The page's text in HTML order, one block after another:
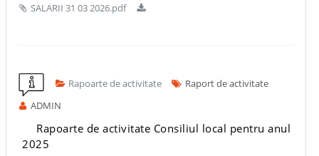
SALARII 31 03 2026.pdf
Rapoarte de activitate
Raport de activitate
ADMIN
Rapoarte de activitate Consiliul local pentru anul
2025